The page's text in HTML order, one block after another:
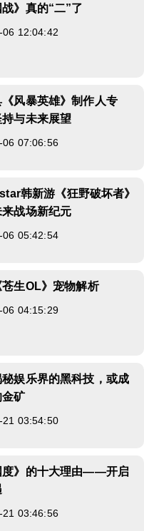
》真的“二”了
06 12:04:42
风暴英雄》制作人专
与未来展望
06 07:06:56
韩新游《狂野破坏者》
战场新纪元
06 05:42:54
生OL》宠物解析
06 04:15:29
秘娱乐界的黑科技，或成
金矿
21 03:54:50
度》的十大理由——开启
21 03:46:56